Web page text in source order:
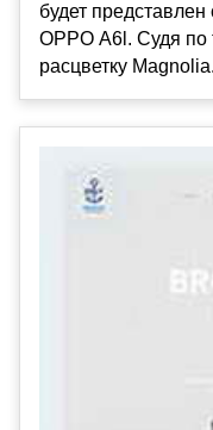
будет
OPPO A6l. Судя по
расцветку